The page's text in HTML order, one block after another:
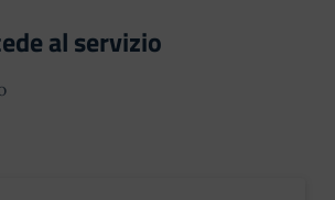
al servizio